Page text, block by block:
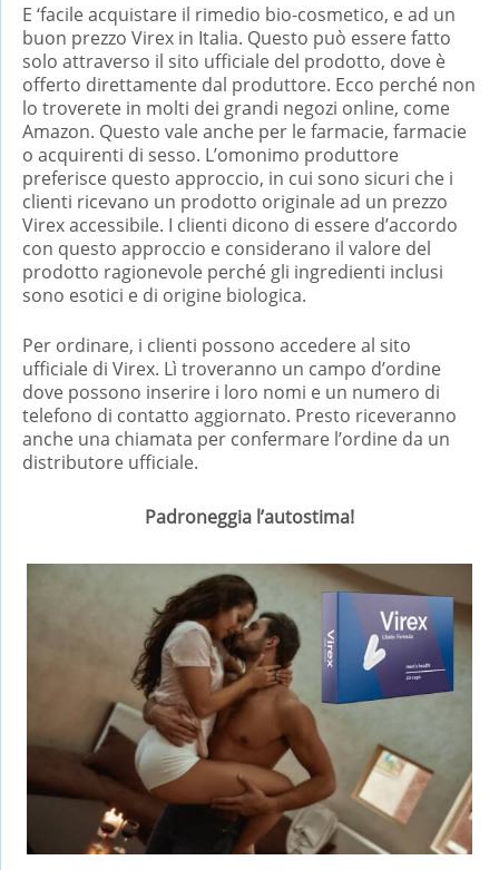
E ‘facile acquistare il rimedio bio-cosmetico, e ad un
buon prezzo Virex in Italia. Questo può essere fatto
solo attraverso il sito ufficiale del prodotto, dove è
offerto direttamente dal produttore. Ecco perché non
lo troverete in molti dei grandi negozi online, come
Amazon. Questo vale anche per le farmacie, farmacie
o acquirenti di sesso. L’omonimo produttore
preferisce questo approccio, in cui sono sicuri che i
clienti ricevano un prodotto originale ad un prezzo
Virex accessibile. I clienti dicono di essere d’accordo
con questo approccio e considerano il valore del
prodotto ragionevole perché gli ingredienti inclusi
sono esotici e di origine biologica.
Per ordinare, i clienti possono accedere al sito
ufficiale di Virex. Lì troveranno un campo d’ordine
dove possono inserire i loro nomi e un numero di
telefono di contatto aggiornato. Presto riceveranno
anche una chiamata per confermare l’ordine da un
distributore ufficiale.
Padroneggia l’autostima!